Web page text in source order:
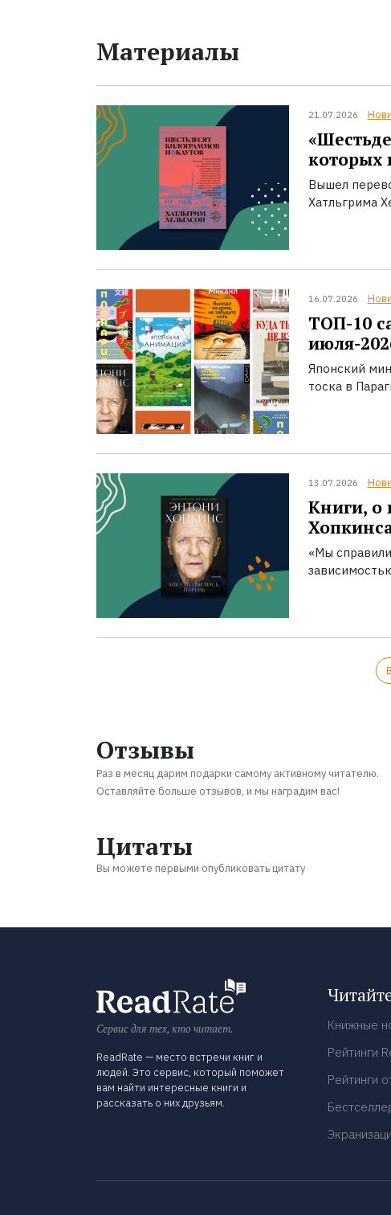
Материалы
21.07.2026
которых
Вышел
Хатльгрима
16.07.2026
ТОП-10
июля-
Японский
тоска в
13.07.2026
Книги, о
«Мы
Отзывы
Раз в месяц дарим подарки самому активному читателю.
Оставляйте больше отзывов, и мы наградим вас!
Цитаты
Вы можете первыми опубликовать цитату
Сервис для тех, кто читает.
ReadRate — место встречи книг и
людей. Это сервис, который поможет
вам найти интересные книги и
рассказать о них друзьям.
Книжные
Рейтинги
Рейтинги